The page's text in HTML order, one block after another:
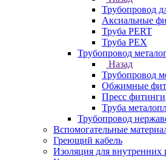
Трубопровод
Аксиальные
Труба PERT
Труба PEX
Трубопровод
Назад
Трубопровод
Обжимные
Пресс фитинги
Труба
Трубопровод
Вспомогательные
Греющий кабель
Изоляция для внутренних